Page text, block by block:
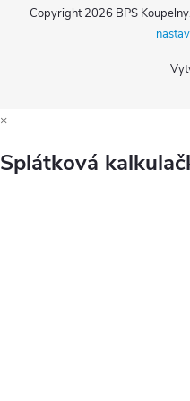
Copyright 2026 BPS Koupelny
×
Splátková